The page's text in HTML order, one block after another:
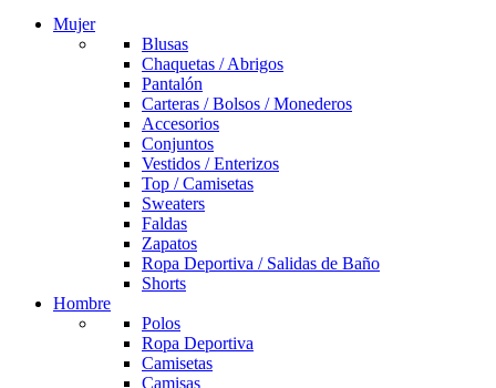
Mujer
Blusas
Chaquetas / Abrigos
Pantalón
Carteras / Bolsos / Monederos
Accesorios
Conjuntos
Vestidos / Enterizos
Top / Camisetas
Sweaters
Faldas
Zapatos
Ropa Deportiva / Salidas de Baño
Shorts
Hombre
Polos
Ropa Deportiva
Camisetas
Camisas